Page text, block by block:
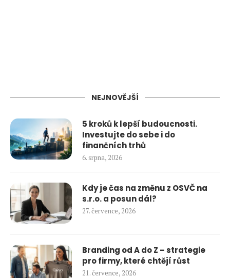
NEJNOVĚJŠÍ
5 kroků k lepší budoucnosti.
Investujte do sebe i do
finančních trhů
6. srpna, 2026
Kdy je čas na změnu z OSVČ na
s.r.o. a posun dál?
27. července, 2026
Branding od A do Z – strategie
pro firmy, které chtějí růst
21. července, 2026